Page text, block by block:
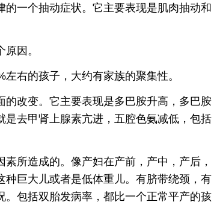
的一个抽动症状。它主要表现是肌肉抽动和
因。
的孩子，大约有家族的聚集性。
改变。它主要表现是多巴胺升高，多巴胺
是去甲肾上腺素亢进，五腔色氨减低，包括
所造成的。像产妇在产前，产中，产后，
巨大儿或者是低体重儿。有脐带绕颈，有
。包括双胎发病率，都比一个正常平产的孩